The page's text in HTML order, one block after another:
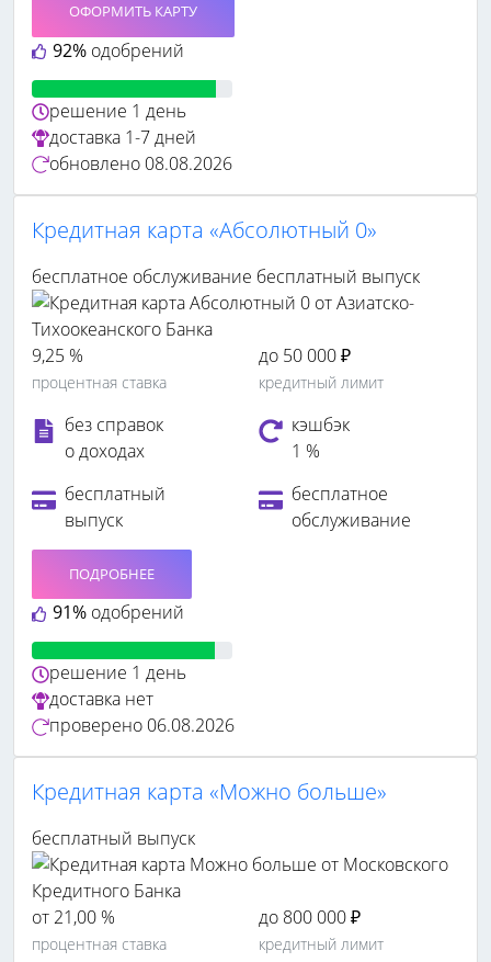
92% одобрений
ОФОРМИТЬ КАРТУ
решение 1 день
доставка 1-7 дней
обновлено 08.08.2026
Кредитная карта «Абсолютный 0»
бесплатное обслуживание бесплатный выпуск
9,25 %
процентная ставка
до 50 000 ₽
кредитный лимит
без справок
о доходах
кэшбэк
1 %
бесплатный
выпуск
бесплатное
обслуживание
91% одобрений
ПОДРОБНЕЕ
решение 1 день
доставка нет
проверено 06.08.2026
Кредитная карта «Можно больше»
бесплатный выпуск
от 21,00 %
процентная ставка
до 800 000 ₽
кредитный лимит